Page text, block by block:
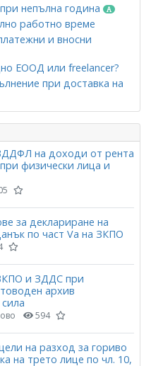
непълна година
работно време
и вносни
ЕООД или freelancer?
при доставка на
на доходи от рента
физически лица и
за деклариране на
по част Vа на ЗКПО
и ЗДДС при
архив
594
на разход за гориво
на трето лице по чл. 10,